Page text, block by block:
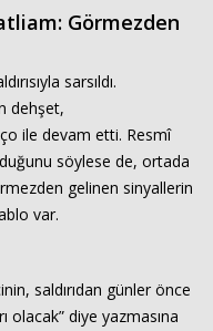
Görmezden
sarsıldı.
dehşet,
ile devam etti. Resmî
söylese de, ortada
gelinen sinyallerin
var.
saldırıdan günler önce
olacak” diye yazmasına
VİDEO GALERİ
KÜNYE
İLETİŞİM